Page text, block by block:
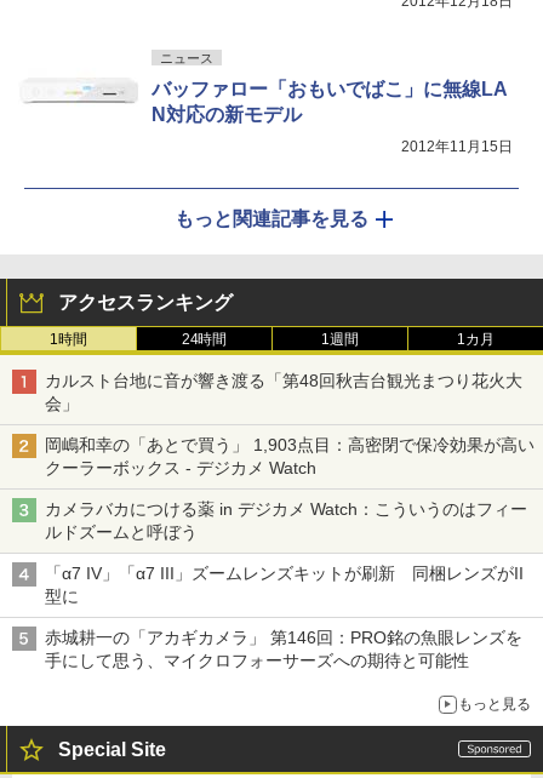
ニュース
バッファロー「おもいでばこ」に無線LA
N対応の新モデル
2012年11月15日
もっと関連記事を見る
アクセスランキング
1時間 24時間 1週間 1カ月
カルスト台地に音が響き渡る「第48回秋吉台観光まつり花火大
会」
岡嶋和幸の「あとで買う」 1,903点目：高密閉で保冷効果が高い
クーラーボックス - デジカメ Watch
カメラバカにつける薬 in デジカメ Watch：こういうのはフィー
ルドズームと呼ぼう
「α7 IV」「α7 III」ズームレンズキットが刷新 同梱レンズがII
型に
赤城耕一の「アカギカメラ」 第146回：PRO銘の魚眼レンズを
手にして思う、マイクロフォーサーズへの期待と可能性
もっと見る
Special Site